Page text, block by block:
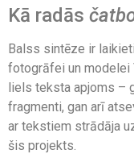
Kā radās
Balss sintēze ir
fotogrāfei un modelei
liels teksta apjoms –
fragmenti, gan arī
ar tekstiem strādāja
šis projekts.